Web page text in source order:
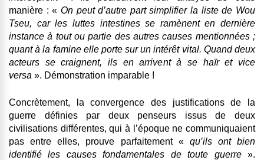
manière : « On peut d’autre part simplifier la liste de Wou
Tseu, car les luttes intestines se ramènent en dernière
instance à tout ou partie des autres causes mentionnées ;
quant à la famine elle porte sur un intérêt vital. Quand deux
acteurs se craignent, ils en arrivent à se haïr et vice
versa ». Démonstration imparable !
Concrètement, la convergence des justifications de la
guerre définies par deux penseurs issus de deux
civilisations différentes, qui à l’époque ne communiquaient
pas entre elles, prouve parfaitement « qu’ils ont bien
identifié les causes fondamentales de toute guerre».